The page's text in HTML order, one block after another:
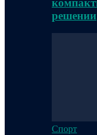
решении
Спорт